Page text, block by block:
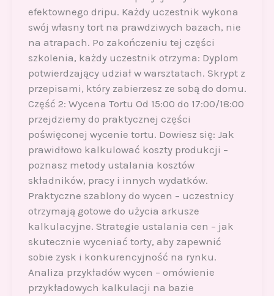
efektownego dripu. Każdy uczestnik wykona
swój własny tort na prawdziwych bazach, nie
na atrapach. Po zakończeniu tej części
szkolenia, każdy uczestnik otrzyma: Dyplom
potwierdzający udział w warsztatach. Skrypt z
przepisami, który zabierzesz ze sobą do domu.
Część 2: Wycena Tortu Od 15:00 do 17:00/18:00
przejdziemy do praktycznej części
poświęconej wycenie tortu. Dowiesz się: Jak
prawidłowo kalkulować koszty produkcji –
poznasz metody ustalania kosztów
składników, pracy i innych wydatków.
Praktyczne szablony do wycen – uczestnicy
otrzymają gotowe do użycia arkusze
kalkulacyjne. Strategie ustalania cen – jak
skutecznie wyceniać torty, aby zapewnić
sobie zysk i konkurencyjność na rynku.
Analiza przykładów wycen – omówienie
przykładowych kalkulacji na bazie